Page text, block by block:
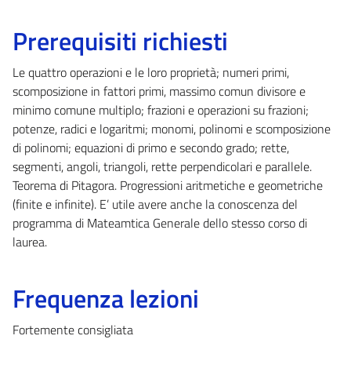
Prerequisiti richiesti
Le quattro operazioni e le loro proprietà; numeri primi,
scomposizione in fattori primi, massimo comun divisore e
minimo comune multiplo; frazioni e operazioni su frazioni;
potenze, radici e logaritmi; monomi, polinomi e scomposizione
di polinomi; equazioni di primo e secondo grado; rette,
segmenti, angoli, triangoli, rette perpendicolari e parallele.
Teorema di Pitagora. Progressioni aritmetiche e geometriche
(finite e infinite). E’ utile avere anche la conoscenza del
programma di Mateamtica Generale dello stesso corso di
laurea.
Frequenza lezioni
Fortemente consigliata